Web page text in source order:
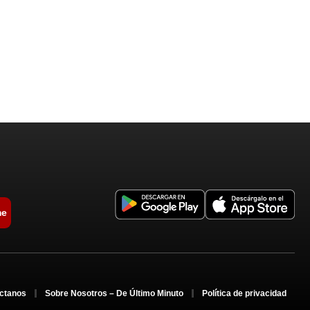
Sobre Nosotros – De Último Minuto Política de privacidad